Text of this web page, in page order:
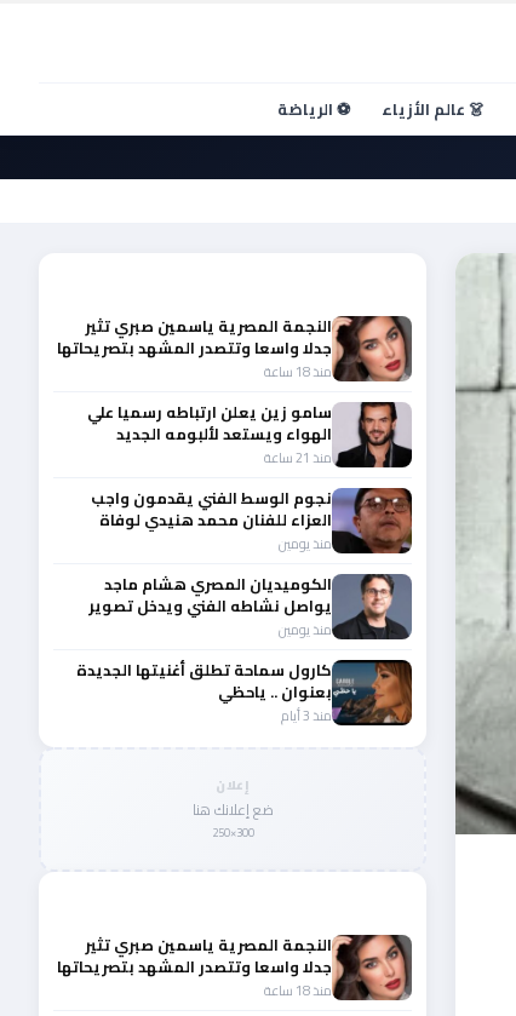
👗 عالم الأزياء ⚽ الرياضة
النجمة المصرية ياسمين صبري تثير
جدلا واسعا وتتصدر المشهد بتصريحاتها
الأخيرة
منذ 18 ساعة
سامو زين يعلن ارتباطه رسميا علي
الهواء ويستعد لألبومه الجديد
منذ 21 ساعة
نجوم الوسط الفني يقدمون واجب
العزاء للفنان محمد هنيدي لوفاة
شقيقه الأكبر
منذ يومين
الكوميديان المصري هشام ماجد
يواصل نشاطه الفني ويدخل تصوير
عامل ميت
منذ يومين
كارول سماحة تطلق أغنيتها الجديدة
بعنوان .. ياحظي
منذ 3 أيام
إعلان
ضع إعلانك هنا
300×250
النجمة المصرية ياسمين صبري تثير
جدلا واسعا وتتصدر المشهد بتصريحاتها
الأخيرة
منذ 18 ساعة